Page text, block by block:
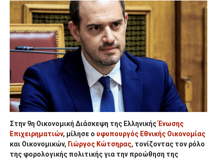
Στην 9η Οικονομική Διάσκεψη της ΕλληνικήςΈνωσης
Επιχειρηματιών, μίλησε ο υφυπουργός Εθνικής Οικονομίας
και Οικονομικών, Γιώργος Κώτσηρας, τονίζοντας τον ρόλο
της φορολογικής πολιτικής για την προώθηση της